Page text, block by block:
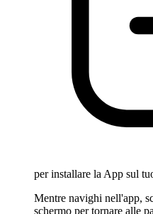
per installare la App sul
Mentre navighi nell'app,
schermo per tornare alle